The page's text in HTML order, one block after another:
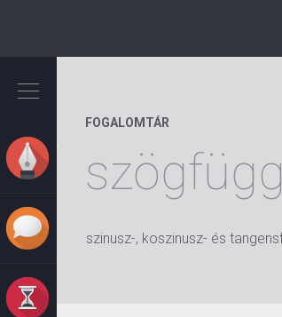
tartalomra
FOGALOMTÁR
szinusz-, koszinusz- és